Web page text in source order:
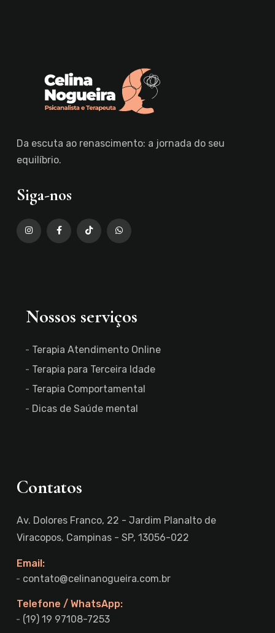
Da escuta ao renascimento: a jornada do seu
equilíbrio.
Siga-nos
Nossos serviços
Terapia Atendimento Online
Terapia para Terceira Idade
Terapia Comportamental
Dicas de Saúde mental
Contatos
Av. Dolores Franco, 22 - Jardim Planalto de
Viracopos, Campinas - SP, 13056-022
Email:
contato@celinanogueira.com.br
Telefone / WhatsApp:
(19) 19 97108-7253